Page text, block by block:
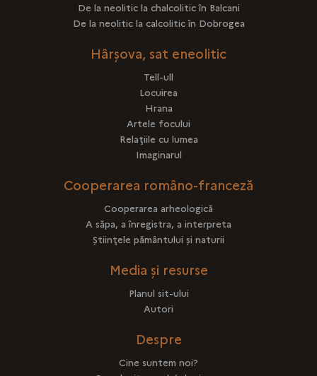
De la neolitic la chalcolitic în Balcani
De la neolitic la calcolitic în Dobrogea
Hârşova, sat eneolitic
Tell-ull
Locuirea
Hrana
Artele focului
Relaţiile cu lumea
Imaginarul
Cooperarea româno-franceză
Cooperarea arheologică
A săpa, a înregistra, a interpreta
Ştiinţele pământului şi naturii
Media și resurse
Planul sit-ului
Autori
Despre
Cine suntem noi?